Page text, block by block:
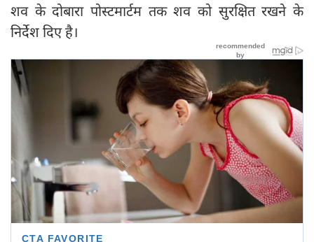
शव के दोबारा पोस्टमार्टम तक शव को सुरक्षित रखने के
निर्देश दिए है।